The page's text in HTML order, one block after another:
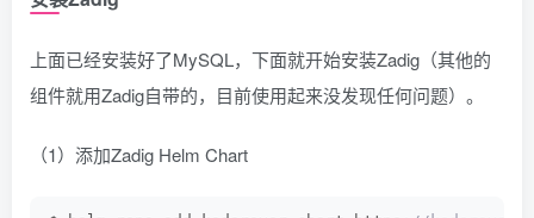
上面已经安装好了MySQL，下面就开始安装Zadig（其他的
组件就用Zadig自带的，目前使用起来没发现任何问题）。
（1）添加Zadig Helm Chart